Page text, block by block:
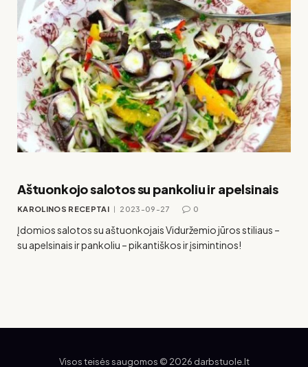
Aštuonkojo salotos su pankoliu ir apelsinais
KAROLINOS RECEPTAI 2023-09-27 0
Įdomios salotos su aštuonkojais Viduržemio jūros stiliaus –
su apelsinais ir pankoliu – pikantiškos ir įsimintinos!
Visos teisės saugomos © 2026 darbstuole.lt